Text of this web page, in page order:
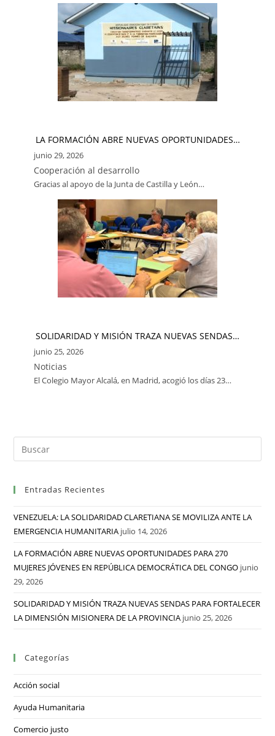
LA FORMACIÓN ABRE NUEVAS OPORTUNIDADES…
junio 29, 2026
Cooperación al desarrollo
Gracias al apoyo de la Junta de Castilla y León…
SOLIDARIDAD Y MISIÓN TRAZA NUEVAS SENDAS…
junio 25, 2026
Noticias
El Colegio Mayor Alcalá, en Madrid, acogió los días 23…
Entradas Recientes
VENEZUELA: LA SOLIDARIDAD CLARETIANA SE MOVILIZA ANTE LA
EMERGENCIA HUMANITARIA julio 14, 2026
LA FORMACIÓN ABRE NUEVAS OPORTUNIDADES PARA 270
MUJERES JÓVENES EN REPÚBLICA DEMOCRÁTICA DEL CONGO junio
29, 2026
SOLIDARIDAD Y MISIÓN TRAZA NUEVAS SENDAS PARA FORTALECER
LA DIMENSIÓN MISIONERA DE LA PROVINCIA junio 25, 2026
Categorías
Acción social
Ayuda Humanitaria
Comercio justo